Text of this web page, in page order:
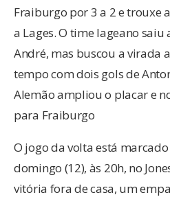
Fraiburgo por 3 a 2 e trouxe
a Lages. O time lageano
André, mas buscou a virada
tempo com dois gols de
Alemão ampliou o placar e
para Fraiburgo
O jogo da volta está
domingo (12), às 20h, no
vitória fora de casa, um